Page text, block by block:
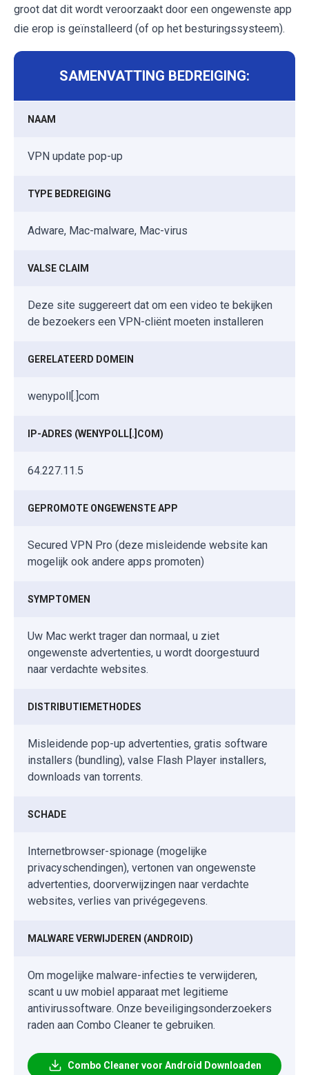
groot dat dit wordt veroorzaakt door een ongewenste app
die erop is geïnstalleerd (of op het besturingssysteem).
SAMENVATTING BEDREIGING:
NAAM
VPN update pop-up
TYPE BEDREIGING
Adware, Mac-malware, Mac-virus
VALSE CLAIM
Deze site suggereert dat om een video te bekijken
de bezoekers een VPN-cliënt moeten installeren
GERELATEERD DOMEIN
wenypoll[.]com
IP-ADRES (WENYPOLL[.]COM)
64.227.11.5
GEPROMOTE ONGEWENSTE APP
Secured VPN Pro (deze misleidende website kan
mogelijk ook andere apps promoten)
SYMPTOMEN
Uw Mac werkt trager dan normaal, u ziet
ongewenste advertenties, u wordt doorgestuurd
naar verdachte websites.
DISTRIBUTIEMETHODES
Misleidende pop-up advertenties, gratis software
installers (bundling), valse Flash Player installers,
downloads van torrents.
SCHADE
Internetbrowser-spionage (mogelijke
privacyschendingen), vertonen van ongewenste
advertenties, doorverwijzingen naar verdachte
websites, verlies van privégegevens.
MALWARE VERWIJDEREN (ANDROID)
Om mogelijke malware-infecties te verwijderen,
scant u uw mobiel apparaat met legitieme
antivirussoftware. Onze beveiligingsonderzoekers
raden aan Combo Cleaner te gebruiken.
Combo Cleaner voor Android Downloaden